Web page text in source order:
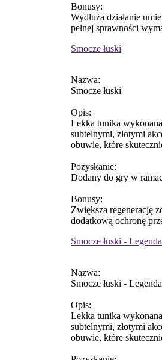
Bonusy:
Wydłuża działanie
pełnej sprawności
Smocze łuski
Nazwa:
Smocze łuski
Opis:
Lekka tunika
subtelnymi, złotymi
obuwie, które
Pozyskanie:
Dodany do gry w
Bonusy:
Zwiększa regenerację
dodatkową ochronę
Smocze łuski - Legenda
Nazwa:
Smocze łuski - Legenda
Opis:
Lekka tunika
subtelnymi, złotymi
obuwie, które